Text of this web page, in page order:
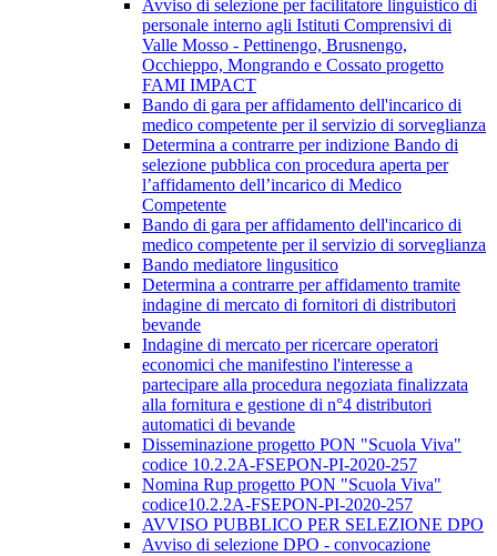
Avviso di selezione per facilitatore linguistico di
personale interno agli Istituti Comprensivi di
Valle Mosso - Pettinengo, Brusnengo,
Occhieppo, Mongrando e Cossato progetto
FAMI IMPACT
Bando di gara per affidamento dell'incarico di
medico competente per il servizio di sorveglianza
Determina a contrarre per indizione Bando di
selezione pubblica con procedura aperta per
l’affidamento dell’incarico di Medico
Competente
Bando di gara per affidamento dell'incarico di
medico competente per il servizio di sorveglianza
Bando mediatore lingusitico
Determina a contrarre per affidamento tramite
indagine di mercato di fornitori di distributori
bevande
Indagine di mercato per ricercare operatori
economici che manifestino l'interesse a
partecipare alla procedura negoziata finalizzata
alla fornitura e gestione di n°4 distributori
automatici di bevande
Disseminazione progetto PON "Scuola Viva"
codice 10.2.2A-FSEPON-PI-2020-257
Nomina Rup progetto PON "Scuola Viva"
codice10.2.2A-FSEPON-PI-2020-257
AVVISO PUBBLICO PER SELEZIONE DPO
Avviso di selezione DPO - convocazione